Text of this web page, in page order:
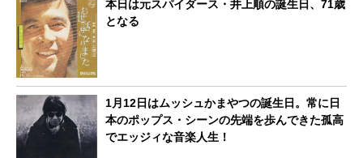
本日は元スパイダース・井上順の誕生日、71歳
となる
1月12日はムッシュかまやつの誕生日。常に日
本のポップス・シーンの先端を歩んできた孤高
でエッジィな音楽人生！